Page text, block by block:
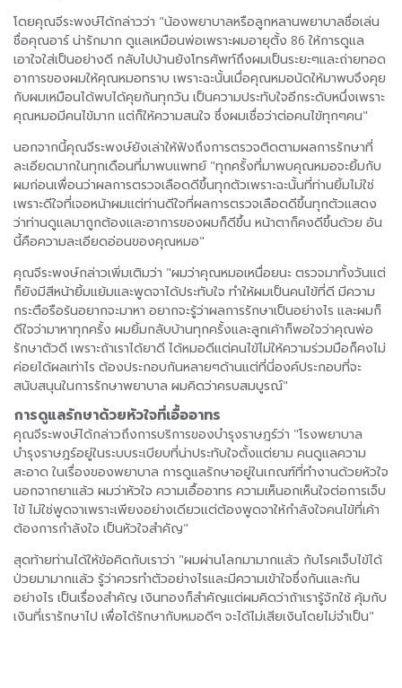
โดยคุณจีระพงษ์ได้กล่าวว่า "น้องพยาบาลหรือลูกหลานพยาบาลชื่อเล่น
ชื่อคุณอาร์ น่ารักมาก ดูแลเหมือนพ่อเพราะผมอายุตั้ง 86 ให้การดูแล
เอาใจใส่เป็นอย่างดี กลับไปบ้านยังโทรศัพท์ถึงผมเป็นระยะๆและถ่ายทอด
อาการของผมให้คุณหมอทราบ เพราะฉะนั้นเมื่อคุณหมอนัดให้มาพบจึงคุย
กับผมเหมือนได้พบได้คุยกันทุกวัน เป็นความประทับใจอีกระดับหนึ่งเพราะ
คุณหมอมีคนไข้มาก แต่ก็ให้ความสนใจ ซึ่งผมเชื่อว่าต่อคนไข้ทุกๆคน"
นอกจากนี้คุณจีระพงษ์ยังเล่าให้ฟังถึงการตรวจติดตามผลการรักษาที่
ละเอียดมากในทุกเดือนที่มาพบแพทย์ "ทุกครั้งที่มาพบคุณหมอจะยิ้มกับ
ผมก่อนเพื่อนว่าผลการตรวจเลือดดีขึ้นทุกตัวเพราะฉะนั้นที่ท่านยิ้มไม่ใช่
เพราะดีใจที่เจอหน้าผมแต่ท่านดีใจที่ผลการตรวจเลือดดีขึ้นทุกตัวแสดง
ว่าท่านดูแลมาถูกต้องและอาการของผมก็ดีขึ้น หน้าตาก็คงดีขึ้นด้วย อัน
นี้คือความละเอียดอ่อนของคุณหมอ"
คุณจีระพงษ์กล่าวเพิ่มเติมว่า "ผมว่าคุณหมอเหนื่อยนะ ตรวจมาทั้งวันแต่
ก็ยังมีสีหน้ายิ้มแย้มและพูดจาได้ประทับใจ ทำให้ผมเป็นคนไข้ที่ดี มีความ
กระตือรือร้นอยากจะมาหา อยากจะรู้ว่าผลการรักษาเป็นอย่างไร และผมก็
ดีใจว่ามาหาทุกครั้ง ผมยิ้มกลับบ้านทุกครั้งและลูกเค้าก็พอใจว่าคุณพ่อ
รักษาตัวดี เพราะถ้าเราได้ยาดี ได้หมอดีแต่คนไข้ไม่ให้ความร่วมมือก็คงไม่
ค่อยได้ผลเท่าไร ต้องประกอบกันหลายๆด้านแต่ที่นี่องค์ประกอบที่จะ
สนับสนุนในการรักษาพยาบาล ผมคิดว่าครบสมบูรณ์"
การดูแลรักษาด้วยหัวใจที่เอื้ออาทร
คุณจีระพงษ์ได้กล่าวถึงการบริการของบำรุงราษฎร์ว่า "โรงพยาบาล
บำรุงราษฎร์อยู่ในระบบระเบียบที่น่าประทับใจตั้งแต่ยาม คนดูแลความ
สะอาด ในเรื่องของพยาบาล การดูแลรักษาอยู่ในเกณฑ์ที่ทำงานด้วยหัวใจ
นอกจากยาแล้ว ผมว่าหัวใจ ความเอื้ออาทร ความเห็นอกเห็นใจต่อการเจ็บ
ไข้ ไม่ใช่พูดจาเพราะเพียงอย่างเดียวแต่ต้องพูดจาให้กำลังใจคนไข้ที่เค้า
ต้องการกำลังใจ เป็นหัวใจสำคัญ"
สุดท้ายท่านได้ให้ข้อคิดกับเราว่า "ผมผ่านโลกมามากแล้ว กับโรคเจ็บไข้ได้
ป่วยมามากแล้ว รู้ว่าควรทำตัวอย่างไรและมีความเข้าใจซึ่งกันและกัน
อย่างไร เป็นเรื่องสำคัญ เงินทองก็สำคัญแต่ผมคิดว่าถ้าเรารู้จักใช้ คุ้มกับ
เงินที่เรารักษาไป เพื่อได้รักษากับหมอดีๆ จะได้ไม่เสียเงินโดยไม่จำเป็น"